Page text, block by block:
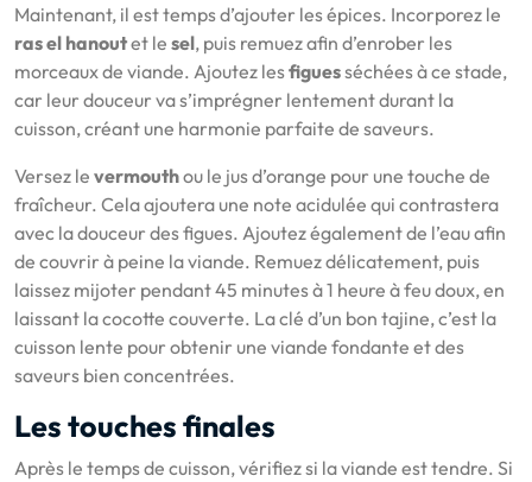
Maintenant, il est temps d’ajouter les épices. Incorporez le
ras el hanoutet le sel, puis remuez afin d’enrober les
morceaux de viande. Ajoutez lesfiguesséchées à ce stade,
car leur douceur va s’imprégner lentement durant la
cuisson, créant une harmonie parfaite de saveurs.
Versez le vermouthou le jus d’orange pour une touche de
fraîcheur. Cela ajoutera une note acidulée qui contrastera
avec la douceur des figues. Ajoutez également de l’eau afin
de couvrir à peine la viande. Remuez délicatement, puis
laissez mijoter pendant 45 minutes à 1 heure à feu doux, en
laissant la cocotte couverte. La clé d’un bon tajine, c’est la
cuisson lente pour obtenir une viande fondante et des
saveurs bien concentrées.
Les touches finales
Après le temps de cuisson, vérifiez si la viande est tendre. Si